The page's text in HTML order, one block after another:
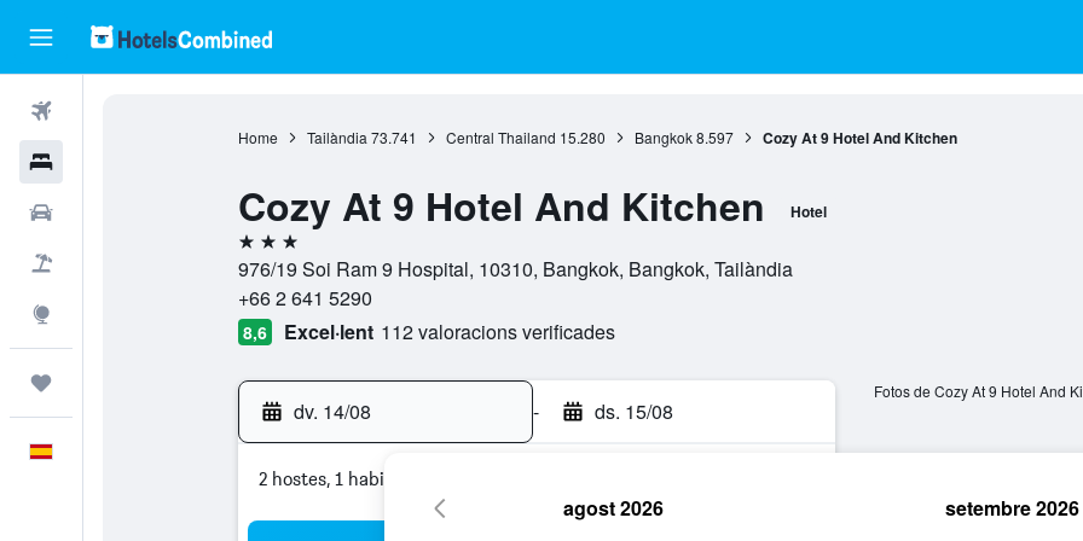
Home Tailàndia 73.741 Central Thailand 15.280 Bangkok 8.597 Cozy At 9 Hotel And Kitchen
Cozy At 9 Hotel And Kitchen Hotel
3 estrelles
976/19 Soi Ram 9 Hospital, 10310, Bangkok, Bangkok, Tailàndia
+66 2 641 5290
8,6 Excel·lent 112 valoracions verificades
dv. 14/08 - ds. 15/08
2 hostes, 1 habitació
Fotos de Cozy At 9 Hotel And
agost 2026 setembre 2026